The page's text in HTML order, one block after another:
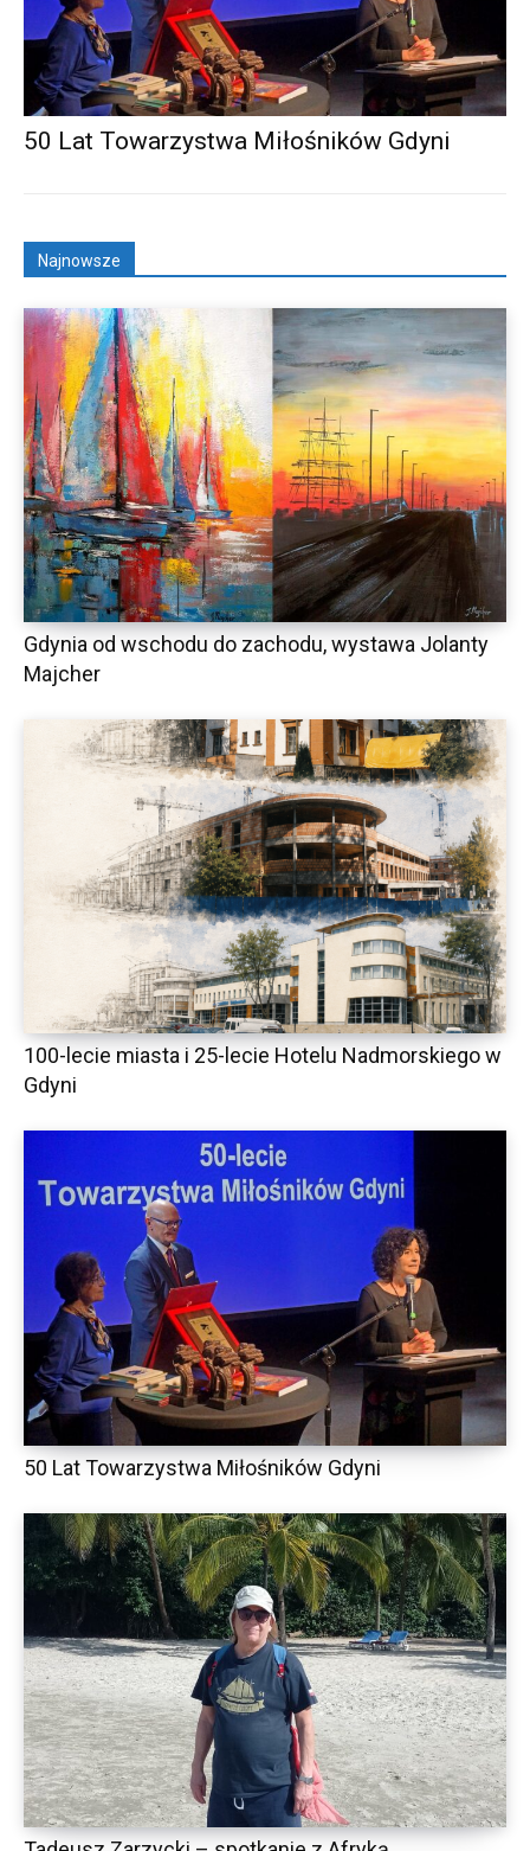
50 Lat Towarzystwa Miłośników Gdyni
Najnowsze
Gdynia od wschodu do zachodu, wystawa Jolanty
Majcher
100-lecie miasta i 25-lecie Hotelu Nadmorskiego w
Gdyni
50 Lat Towarzystwa Miłośników Gdyni